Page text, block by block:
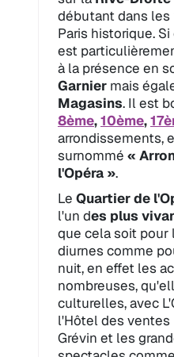
débutant dans les
Paris historique.
est
à la présence en
Garnier mais
Magasins. Il est
8ème,10ème,
arrondissements,
surnommé «
l'Opéra ».
Le Quartier de
l'un des plus
que cela soit pour
diurnes comme
nuit, en effet les
nombreuses,
culturelles, avec
l'Hôtel des ventes
Grévin et les